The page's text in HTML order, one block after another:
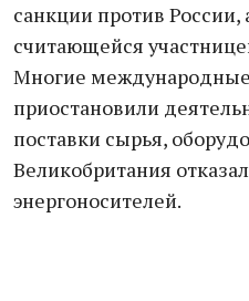
санкции против России,
считающейся
Многие
приостановили
поставки сырья,
Великобритания
энергоносителей.